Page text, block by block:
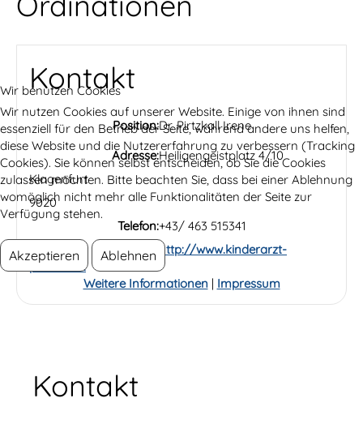
Kontakt
Position:Dr. Pirtzkall Irene
Adresse:Heiligengeistplatz 4/10
Klagenfurt
9020
Telefon:+43/ 463 515341
Website: http://www.kinderarzt-
pirtzkall.at
Kontakt
Wir benutzen Cookies
Wir nutzen Cookies auf unserer Website. Einige von ihnen sind
essenziell für den Betrieb der Seite, während andere uns helfen,
diese Website und die Nutzererfahrung zu verbessern (Tracking
Cookies). Sie können selbst entscheiden, ob Sie die Cookies
zulassen möchten. Bitte beachten Sie, dass bei einer Ablehnung
womöglich nicht mehr alle Funktionalitäten der Seite zur
Verfügung stehen.
Akzeptieren Ablehnen
Weitere Informationen| Impressum